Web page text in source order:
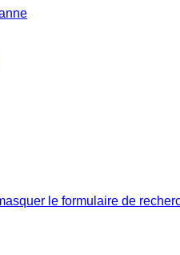
le formulaire de